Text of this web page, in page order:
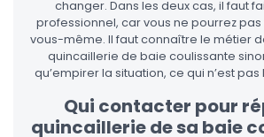
changer. Dans les deux cas, il faut
professionnel, car vous ne pourrez
vous-même. Il faut connaître le métier
quincaillerie de baie coulissante
qu’empirer la situation, ce qui n’est
Qui contacter pour
quincaillerie de sa baie